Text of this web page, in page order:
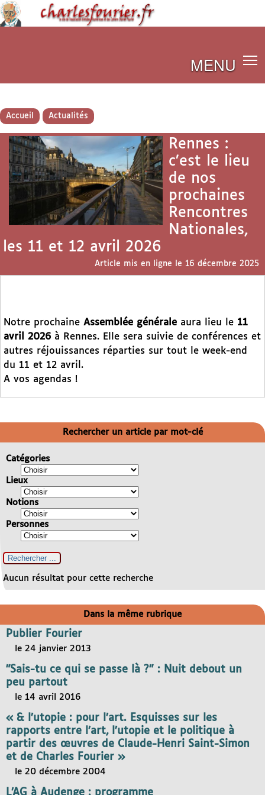
MENU
Accueil Actualités
Rennes :
c’est le lieu
de nos
prochaines
Rencontres
Nationales,
les 11 et 12 avril 2026
Article mis en ligne le 16 décembre 2025
Notre prochaine Assemblée générale aura lieu le 11
avril 2026 à Rennes. Elle sera suivie de conférences et
autres réjouissances réparties sur tout le week-end
du 11 et 12 avril.
A vos agendas !
Rechercher un article par mot-clé
Catégories
Lieux
Notions
Personnes
Aucun résultat pour cette recherche
Dans la même rubrique
Publier Fourier
le 24 janvier 2013
"Sais-tu ce qui se passe là ?" : Nuit debout un
peu partout
le 14 avril 2016
« & l’utopie : pour l’art. Esquisses sur les
rapports entre l’art, l’utopie et le politique à
partir des œuvres de Claude-Henri Saint-Simon
et de Charles Fourier »
le 20 décembre 2004